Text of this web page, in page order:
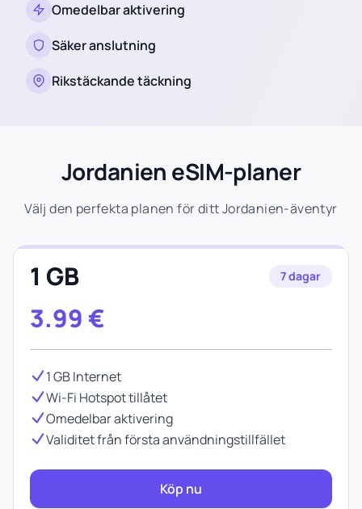
Omedelbar aktivering
Säker anslutning
Rikstäckande täckning
Jordanien eSIM-planer
Välj den perfekta planen för ditt Jordanien-äventyr
1 GB 7 dagar
3.99 €
1 GB Internet
Wi-Fi Hotspot tillåtet
Omedelbar aktivering
Validitet från första användningstillfället
Köp nu